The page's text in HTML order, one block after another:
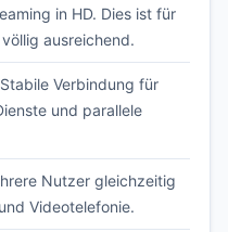
in HD. Dies ist für
ausreichend.
Stabile Verbindung für
und parallele
Nutzer gleichzeitig
Videotelefonie.